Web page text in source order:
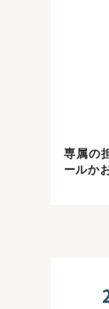
専属の
ールか